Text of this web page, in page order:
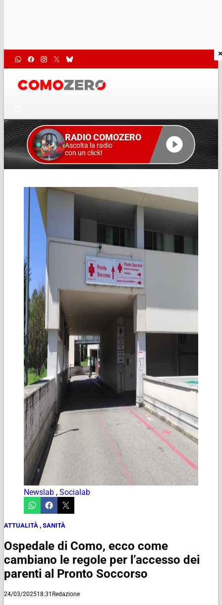
RADIO COMOZERO
Ascolta la radio
con un click!
Newslab , Socialab
ATTUALITÀ , SANITÀ
Ospedale di Como, ecco come
cambiano le regole per l’accesso dei
parenti al Pronto Soccorso
24/03/202518:31 Redazione